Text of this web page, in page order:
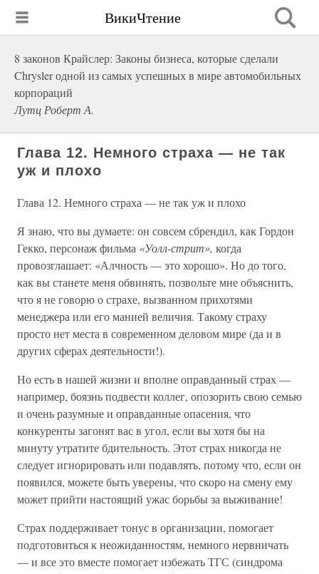
ВикиЧтение
8 законов Крайслер: Законы бизнеса, которые сделали
Chrysler одной из самых успешных в мире автомобильных
корпораций
Лутц Роберт А.
Глава 12. Немного страха — не так
уж и плохо
Глава 12. Немного страха — не так уж и плохо
Я знаю, что вы думаете: он совсем сбрендил, как Гордон
Гекко, персонаж фильма «Уолл-стрит», когда
провозглашает: «Алчность — это хорошо». Но до того,
как вы станете меня обвинять, позвольте мне объяснить,
что я не говорю о страхе, вызванном прихотями
менеджера или его манией величия. Такому страху
просто нет места в современном деловом мире (да и в
других сферах деятельности!).
Но есть в нашей жизни и вполне оправданный страх —
например, боязнь подвести коллег, опозорить свою семью
и очень разумные и оправданные опасения, что
конкуренты загонят вас в угол, если вы хотя бы на
минуту утратите бдительность. Этот страх никогда не
следует игнорировать или подавлять, потому что, если он
появился, можете быть уверены, что скоро на смену ему
может прийти настоящий ужас борьбы за выживание!
Страх поддерживает тонус в организации, помогает
подготовиться к неожиданностям, немного нервничать
— и все это вместе помогает избежать ТГС (синдрома